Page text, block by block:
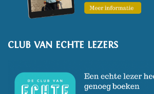
mei 2024.
CLUB VAN ECHTE LEZERS